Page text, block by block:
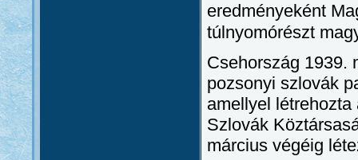
eredményeként
túlnyomórészt
Csehország 1939.
pozsonyi szlovák
amellyel
Szlovák
március végéig